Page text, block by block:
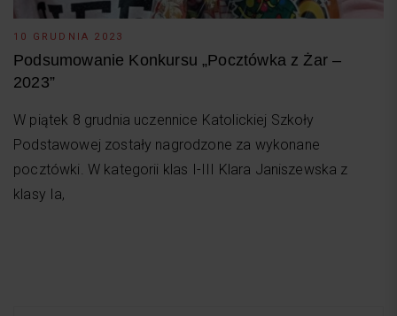
10 GRUDNIA 2023
Podsumowanie Konkursu „Pocztówka z Żar –
2023”
W piątek 8 grudnia uczennice Katolickiej Szkoły
Podstawowej zostały nagrodzone za wykonane
pocztówki. W kategorii klas I-III Klara Janiszewska z
klasy Ia,